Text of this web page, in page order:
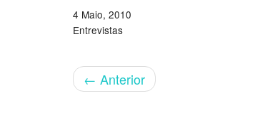
4 Maio, 2010
Entrevistas
← Anterior